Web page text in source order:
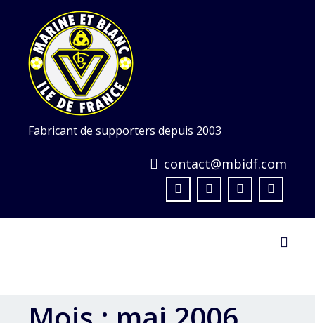
content
Fabricant de supporters depuis 2003
contact@mbidf.com